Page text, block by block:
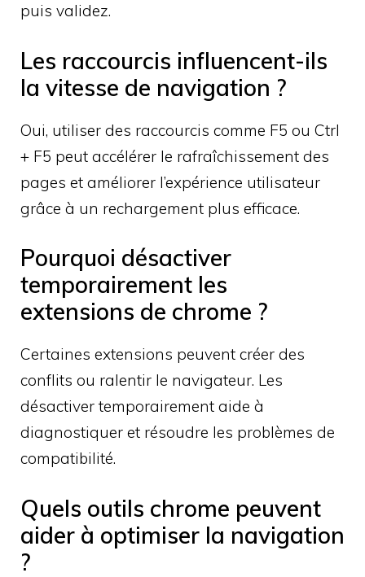
puis validez.
Les raccourcis influencent-ils
la vitesse de navigation ?
Oui, utiliser des raccourcis comme F5 ou Ctrl
+ F5 peut accélérer le rafraîchissement des
pages et améliorer l’expérience utilisateur
grâce à un rechargement plus efficace.
Pourquoi désactiver
temporairement les
extensions de chrome ?
Certaines extensions peuvent créer des
conflits ou ralentir le navigateur. Les
désactiver temporairement aide à
diagnostiquer et résoudre les problèmes de
compatibilité.
Quels outils chrome peuvent
aider à optimiser la navigation
?